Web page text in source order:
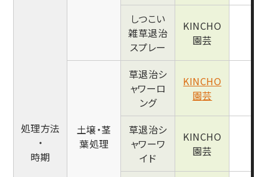
処理方法
・
時期
しつこい
雑草退治
スプレー
KINCHO
園芸
土壌・茎
葉処理
草退治シ
ャワーロ
ング
KINCHO
園芸
草退治シ
ャワーワ
イド
KINCHO
園芸